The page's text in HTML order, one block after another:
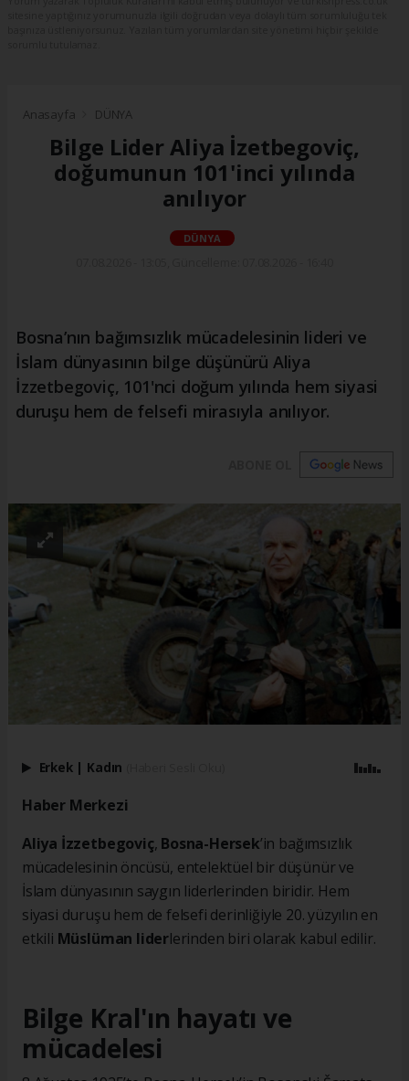
Anasayfa DÜNYA
Bilge Lider Aliya İzetbegoviç,
doğumunun 101'inci yılında
anılıyor
DÜNYA
Bosna’nın bağımsızlık mücadelesinin lideri ve
İslam dünyasının bilge düşünürü Aliya
İzzetbegoviç, 101'nci doğum yılında hem siyasi
duruşu hem de felsefi mirasıyla anılıyor.
Erkek | Kadın
Haber Merkezi
Aliya İzzetbegoviç, Bosna-Hersek’in bağımsızlık
mücadelesinin öncüsü, entelektüel bir düşünür ve
İslam dünyasının saygın liderlerinden biridir. Hem
siyasi duruşu hem de felsefi derinliğiyle 20. yüzyılın en
etkili Müslüman liderlerinden biri olarak kabul edilir.
Bilge Kral'ın hayatı ve
mücadelesi